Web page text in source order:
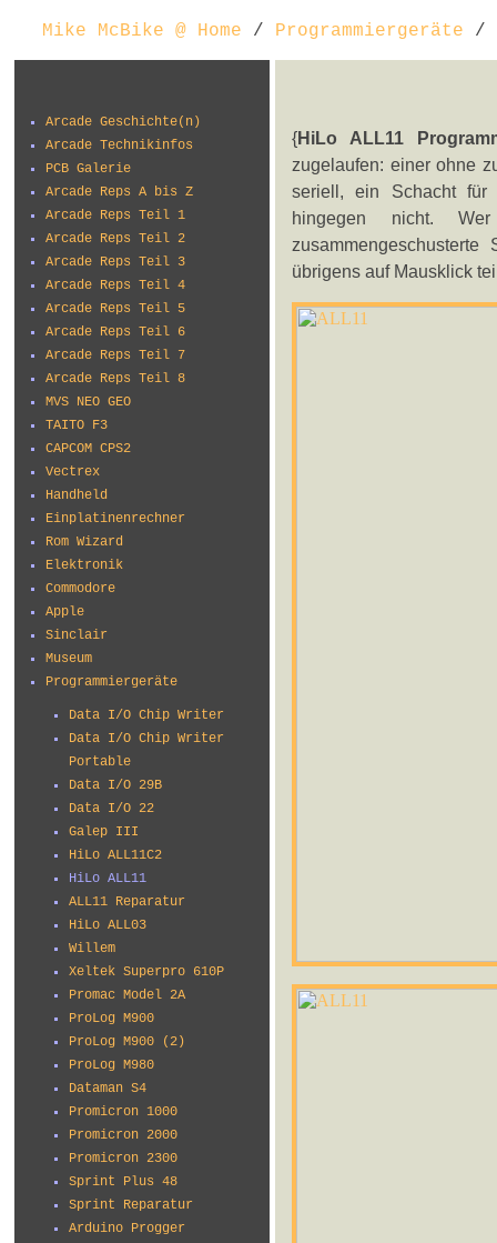
Mike McBike @ Home / Programmiergeräte /
Arcade Geschichte(n)
Arcade Technikinfos
PCB Galerie
Arcade Reps A bis Z
Arcade Reps Teil 1
Arcade Reps Teil 2
Arcade Reps Teil 3
Arcade Reps Teil 4
Arcade Reps Teil 5
Arcade Reps Teil 6
Arcade Reps Teil 7
Arcade Reps Teil 8
MVS NEO GEO
TAITO F3
CAPCOM CPS2
Vectrex
Handheld
Einplatinenrechner
Rom Wizard
Elektronik
Commodore
Apple
Sinclair
Museum
Programmiergeräte
Data I/O Chip Writer
Data I/O Chip Writer
Portable
Data I/O 29B
Data I/O 22
Galep III
HiLo ALL11C2
HiLo ALL11
ALL11 Reparatur
HiLo ALL03
Willem
Xeltek Superpro 610P
Promac Model 2A
ProLog M900
ProLog M900 (2)
ProLog M980
Dataman S4
Promicron 1000
Promicron 2000
Promicron 2300
Sprint Plus 48
Sprint Reparatur
Arduino Progger
{HiLo ALL11
zugelaufen: einer ohne
seriell, ein Schacht für
hingegen nicht.
übrigens auf Mausklick